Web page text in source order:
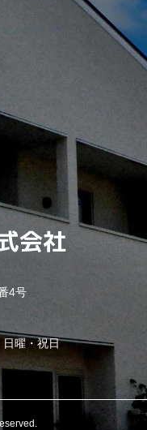
4号
曜・祝日